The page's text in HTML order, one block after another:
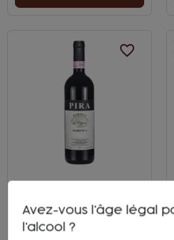
favorite_border
Rouge
Avez-vous l'âge légal
l'alcool ?